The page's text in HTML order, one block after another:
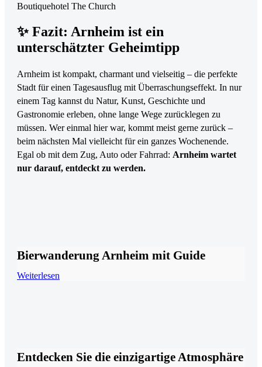
Boutiquehotel The Church
✨ Fazit: Arnheim ist ein
unterschätzter Geheimtipp
Arnheim ist kompakt, charmant und vielseitig – die perfekte
Stadt für einen Tagesausflug mit Überraschungseffekt. In nur
einem Tag kannst du Natur, Kunst, Geschichte und
Gastronomie erleben, ohne lange Wege zurücklegen zu
müssen. Wer einmal hier war, kommt meist gerne zurück –
beim nächsten Mal vielleicht für ein ganzes Wochenende.
Egal ob mit dem Zug, Auto oder Fahrrad: Arnheim wartet
nur darauf, entdeckt zu werden.
Bierwanderung Arnheim mit Guide
Weiterlesen
Entdecken Sie die einzigartige Atmosphäre